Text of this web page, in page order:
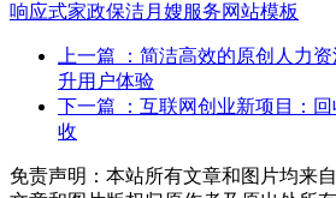
响应式家政保洁月嫂服务网站模板
上一篇
：简洁高效的原创人力
升用户体验
下一篇
：互联网创业新项目：
收
免责声明：本站所有文章和图片均来